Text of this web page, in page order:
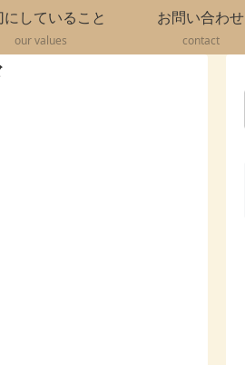
にしていること
our values
お問い合わせ
contact